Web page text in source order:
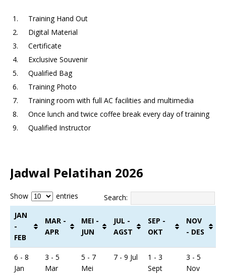
Training Hand Out
Digital Material
Certificate
Exclusive Souvenir
Qualified Bag
Training Photo
Training room with full AC facilities and multimedia
Once lunch and twice coffee break every day of training
Qualified Instructor
Jadwal Pelatihan 2026
Show entries
Search:
JAN
-
FEB
MAR -
APR
MEI -
JUN
JUL -
AGST
SEP -
OKT
NOV
- DES
6 - 8
Jan
3 - 5
Mar
5 - 7
Mei
7 - 9 Jul
1 - 3
Sept
3 - 5
Nov